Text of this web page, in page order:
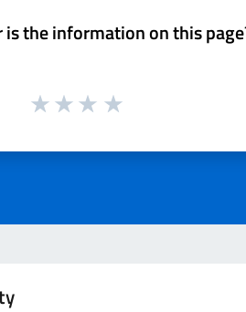
is the information on this